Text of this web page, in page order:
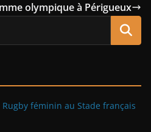
olympique à Périgueux
féminin au Stade français